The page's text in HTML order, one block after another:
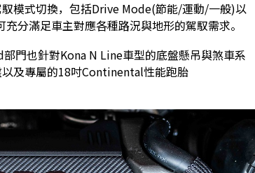
模式切換，包括Drive Mode(節能/運動/一般)以
分滿足車主對應各種路況與地形的駕馭需求。
門也針對Kona N Line車型的底盤懸吊與煞車系
及專屬的18吋Continental性能跑胎